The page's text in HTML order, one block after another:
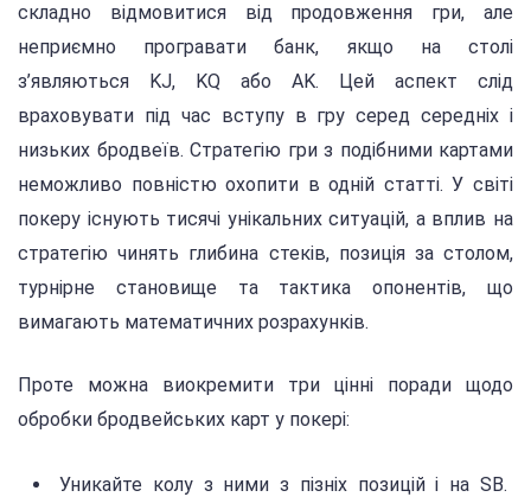
складно відмовитися від продовження гри, але
неприємно програвати банк, якщо на столі
з’являються KJ, KQ або AK. Цей аспект слід
враховувати під час вступу в гру серед середніх і
низьких бродвеїв. Стратегію гри з подібними картами
неможливо повністю охопити в одній статті. У світі
покеру існують тисячі унікальних ситуацій, а вплив на
стратегію чинять глибина стеків, позиція за столом,
турнірне становище та тактика опонентів, що
вимагають математичних розрахунків.
Проте можна виокремити три цінні поради щодо
обробки бродвейських карт у покері:
Уникайте колу з ними з пізніх позицій і на SB.